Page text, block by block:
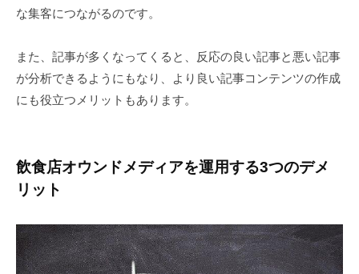
な集客につながるのです。
また、記事が多くなってくると、反応の良い記事と悪い記事
が分析できるようにもなり、より良い記事コンテンツの作成
にも役立つメリットもあります。
飲食店オウンドメディアを運用する3つのデメ
リット